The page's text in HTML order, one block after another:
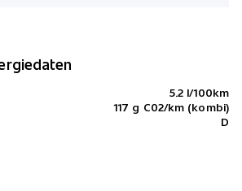
5.2 l/100km
117 g C02/km (kombi)
D